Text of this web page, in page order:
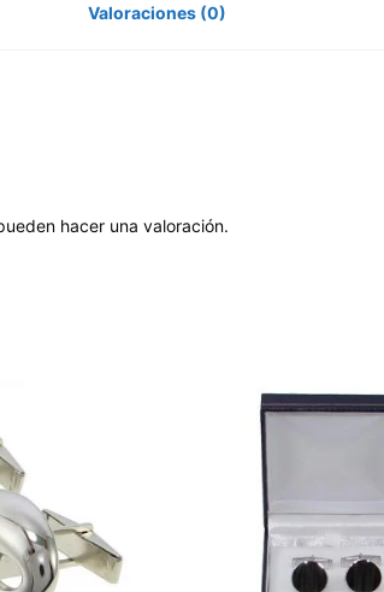
Valoraciones (0)
hacer una valoración.